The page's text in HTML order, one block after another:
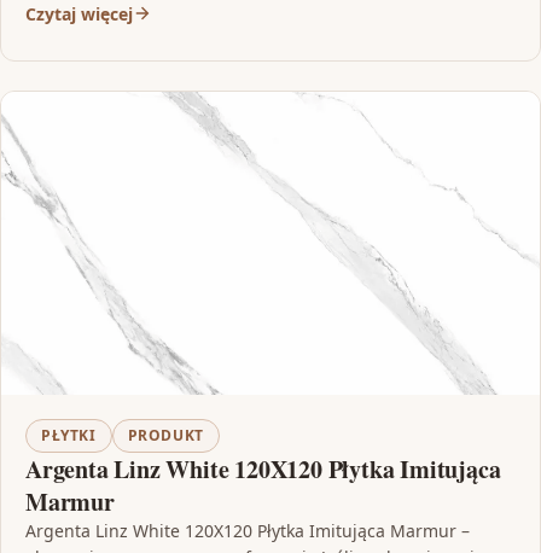
Czytaj więcej
PŁYTKI PRODUKT
Argenta Linz White 120X120 Płytka Imitująca
Marmur
Argenta Linz White 120X120 Płytka Imitująca Marmur –